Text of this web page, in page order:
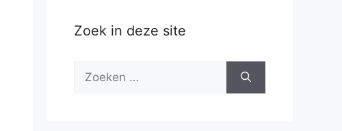
Zoek in deze site
Zoek